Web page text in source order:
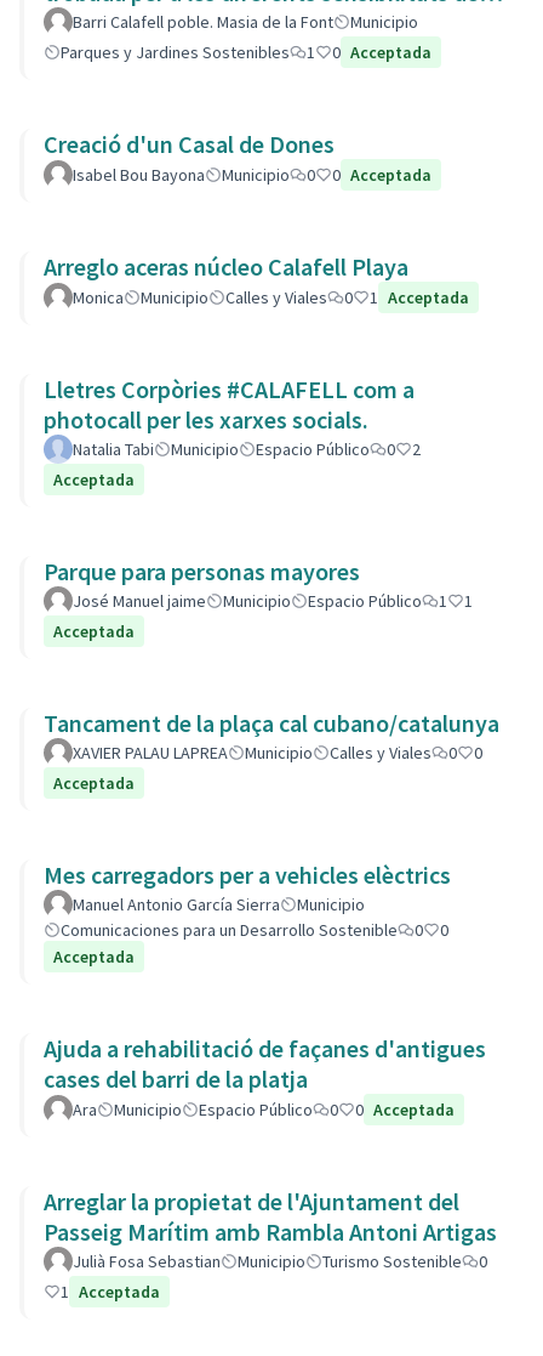
barri.Barri Calafell poble. Masia de la Font
Municipio
Parques y Jardines Sostenibles
1 0 Acceptada
Creació d'un Casal de Dones
Isabel Bou Bayona Municipio 0 0 Acceptada
Arreglo aceras núcleo Calafell Playa
Monica Municipio Calles y Viales 0 1 Acceptada
Lletres Corpòries #CALAFELL com a
photocall per les xarxes socials.
Natalia Tabi Municipio Espacio Público 0
2
Acceptada
Parque para personas mayores
José Manuel jaime Municipio Espacio Público 1
1
Acceptada
Tancament de la plaça cal cubano/catalunya
XAVIER PALAU LAPREA Municipio Calles y Viales 0
0
Acceptada
Mes carregadors per a vehicles elèctrics
Manuel Antonio García Sierra
Municipio
Comunicaciones para un Desarrollo Sostenible
0
0
Acceptada
Ajuda a rehabilitació de façanes d'antigues
cases del barri de la platja
Ara Municipio Espacio Público 0 0 Acceptada
Arreglar la propietat de l'Ajuntament del
Passeig Marítim amb Rambla Antoni Artigas
Julià Fosa Sebastian Municipio Turismo Sostenible
0
1 Acceptada